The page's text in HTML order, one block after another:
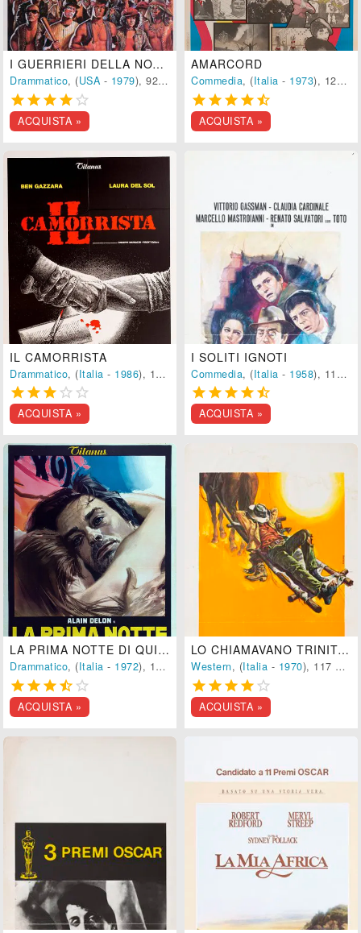
I GUERRIERI DELLA NOTTE
Drammatico, (USA - 1979), 92 min.
    
ACQUISTA »
AMARCORD
Commedia, (Italia - 1973), 127 min.
    
ACQUISTA »
IL CAMORRISTA
Drammatico, (Italia - 1986), 168 min.
    
ACQUISTA »
I SOLITI IGNOTI
Commedia, (Italia - 1958), 111 min.
    
ACQUISTA »
LA PRIMA NOTTE DI QUIETE
Drammatico, (Italia - 1972), 132 min.
    
ACQUISTA »
LO CHIAMAVANO TRINITÀ...
Western, (Italia - 1970), 117 min.
    
ACQUISTA »